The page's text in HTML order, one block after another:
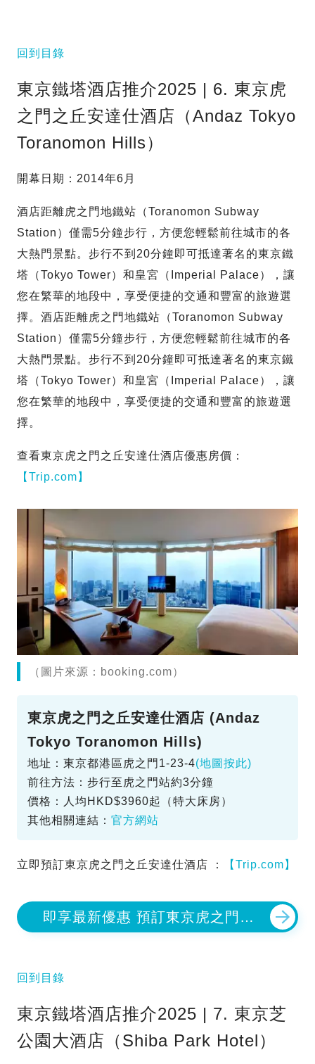
回到目錄
東京鐵塔酒店推介2025 | 6. 東京虎
之門之丘安達仕酒店（Andaz Tokyo
Toranomon Hills）
開幕日期：2014年6月
酒店距離虎之門地鐵站（Toranomon Subway
Station）僅需5分鐘步行，方便您輕鬆前往城市的各
大熱門景點。步行不到20分鐘即可抵達著名的東京鐵
塔（Tokyo Tower）和皇宮（Imperial Palace），讓
您在繁華的地段中，享受便捷的交通和豐富的旅遊選
擇。酒店距離虎之門地鐵站（Toranomon Subway
Station）僅需5分鐘步行，方便您輕鬆前往城市的各
大熱門景點。步行不到20分鐘即可抵達著名的東京鐵
塔（Tokyo Tower）和皇宮（Imperial Palace），讓
您在繁華的地段中，享受便捷的交通和豐富的旅遊選
擇。
查看東京虎之門之丘安達仕酒店優惠房價：
【Trip.com】
（圖片來源：booking.com）
東京虎之門之丘安達仕酒店 (Andaz
Tokyo Toranomon Hills)
地址：東京都港區虎之門1-23-4(地圖按此)
前往方法：步行至虎之門站約3分鐘
價格：人均HKD$3960起（特大床房）
其他相關連結： 官方網站
立即預訂東京虎之門之丘安達仕酒店 ： 【Trip.com】
即享最新優惠 預訂東京虎之門之
丘安達仕酒店
回到目錄
東京鐵塔酒店推介2025 | 7. 東京芝
公園大酒店（Shiba Park Hotel）